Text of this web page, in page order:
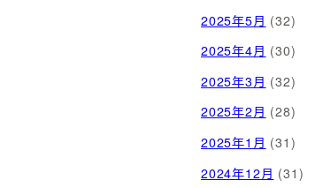
2025年5月 (32)
2025年4月 (30)
2025年3月 (32)
2025年2月 (28)
2025年1月 (31)
2024年12月 (31)